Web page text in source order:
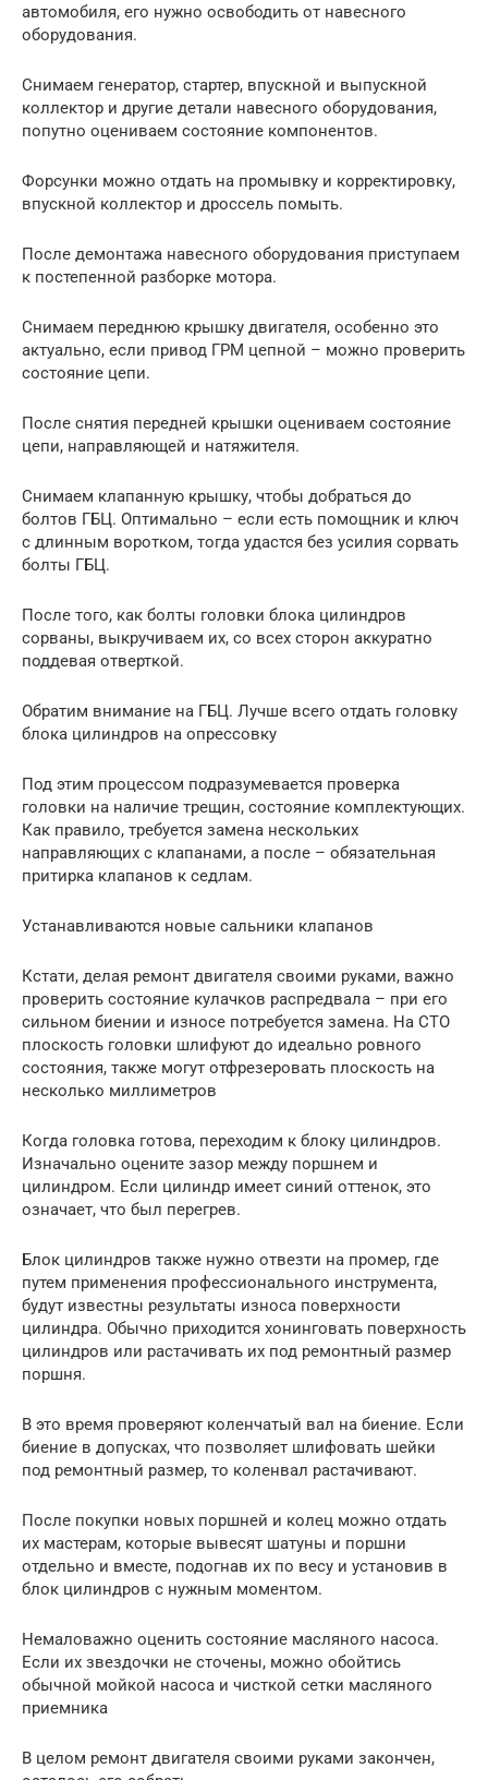
автомобиля, его нужно освободить от навесного
оборудования.
Снимаем генератор, стартер, впускной и выпускной
коллектор и другие детали навесного оборудования,
попутно оцениваем состояние компонентов.
Форсунки можно отдать на промывку и корректировку,
впускной коллектор и дроссель помыть.
После демонтажа навесного оборудования приступаем
к постепенной разборке мотора.
Снимаем переднюю крышку двигателя, особенно это
актуально, если привод ГРМ цепной – можно проверить
состояние цепи.
После снятия передней крышки оцениваем состояние
цепи, направляющей и натяжителя.
Снимаем клапанную крышку, чтобы добраться до
болтов ГБЦ. Оптимально – если есть помощник и ключ
с длинным воротком, тогда удастся без усилия сорвать
болты ГБЦ.
После того, как болты головки блока цилиндров
сорваны, выкручиваем их, со всех сторон аккуратно
поддевая отверткой.
Обратим внимание на ГБЦ. Лучше всего отдать головку
блока цилиндров на опрессовку
Под этим процессом подразумевается проверка
головки на наличие трещин, состояние комплектующих.
Как правило, требуется замена нескольких
направляющих с клапанами, а после – обязательная
притирка клапанов к седлам.
Устанавливаются новые сальники клапанов
Кстати, делая ремонт двигателя своими руками, важно
проверить состояние кулачков распредвала – при его
сильном биении и износе потребуется замена. На СТО
плоскость головки шлифуют до идеально ровного
состояния, также могут отфрезеровать плоскость на
несколько миллиметров
Когда головка готова, переходим к блоку цилиндров.
Изначально оцените зазор между поршнем и
цилиндром. Если цилиндр имеет синий оттенок, это
означает, что был перегрев.
Блок цилиндров также нужно отвезти на промер, где
путем применения профессионального инструмента,
будут известны результаты износа поверхности
цилиндра. Обычно приходится хонинговать поверхность
цилиндров или растачивать их под ремонтный размер
поршня.
В это время проверяют коленчатый вал на биение. Если
биение в допусках, что позволяет шлифовать шейки
под ремонтный размер, то коленвал растачивают.
После покупки новых поршней и колец можно отдать
их мастерам, которые вывесят шатуны и поршни
отдельно и вместе, подогнав их по весу и установив в
блок цилиндров с нужным моментом.
Немаловажно оценить состояние масляного насоса.
Если их звездочки не сточены, можно обойтись
обычной мойкой насоса и чисткой сетки масляного
приемника
В целом ремонт двигателя своими руками закончен,